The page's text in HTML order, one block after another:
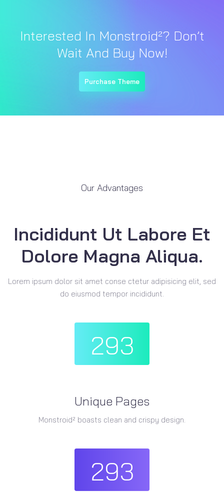
Interested In Monstroid²? Don’t
Wait And Buy Now!
Purchase Theme
Our Advantages
Incididunt Ut Labore Et
Dolore Magna Aliqua.
Lorem ipsum dolor sit amet conse ctetur adipisicing elit, sed
do eiusmod tempor incididunt.
293
Unique Pages
Monstroid² boasts clean and crispy design.
293